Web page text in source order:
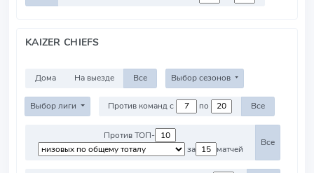
KAIZER CHIEFS
Дома На выезде Все Выбор сезонов
Выбор лиги Против команд с по Все
Против ТОП-
за
матчей
Все